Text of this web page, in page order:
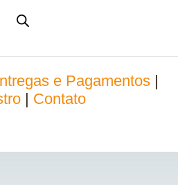
e Pagamentos
Contato